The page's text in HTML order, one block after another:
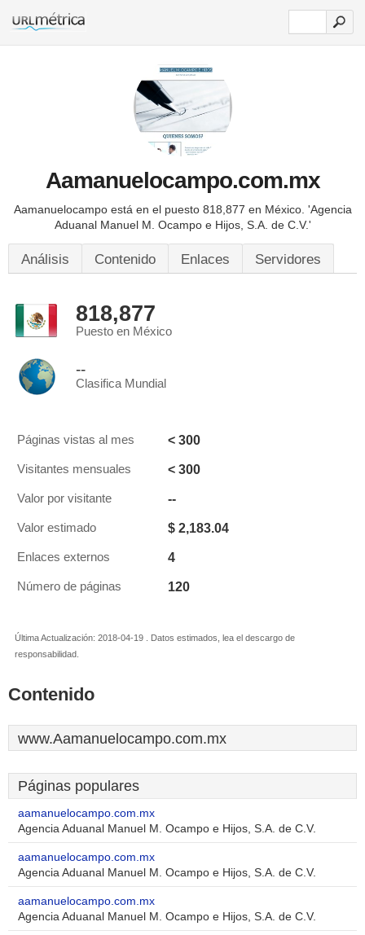
Aamanuelocampo.com.mx
Aamanuelocampo está en el puesto 818,877 en México. 'Agencia
Aduanal Manuel M. Ocampo e Hijos, S.A. de C.V.'
Análisis Contenido Enlaces Servidores
818,877
Puesto en México
--
Clasifica Mundial
Páginas vistas al mes < 300
Visitantes mensuales < 300
Valor por visitante --
Valor estimado $ 2,183.04
Enlaces externos 4
Número de páginas 120
Última Actualización: 2018-04-19 . Datos estimados, lea el descargo de
responsabilidad.
Contenido
www.Aamanuelocampo.com.mx
Páginas populares
aamanuelocampo.com.mx
Agencia Aduanal Manuel M. Ocampo e Hijos, S.A. de C.V.
aamanuelocampo.com.mx
Agencia Aduanal Manuel M. Ocampo e Hijos, S.A. de C.V.
aamanuelocampo.com.mx
Agencia Aduanal Manuel M. Ocampo e Hijos, S.A. de C.V.